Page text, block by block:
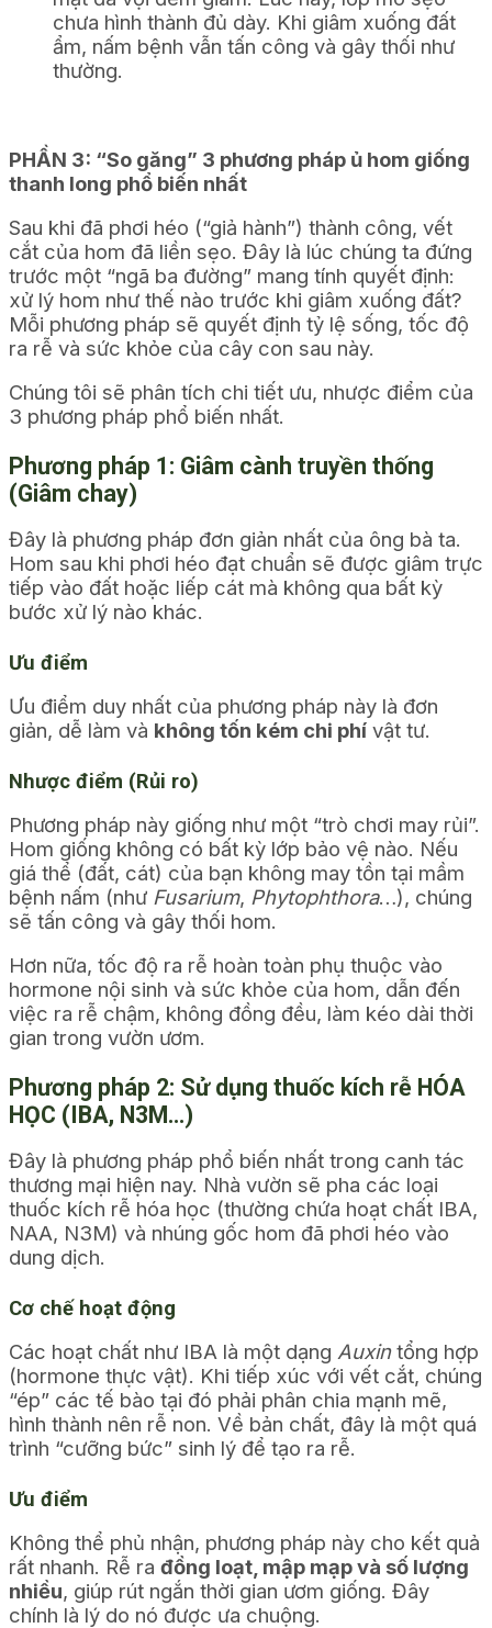
chưa hình thành đủ dày. Khi giâm xuống đất
ẩm, nấm bệnh vẫn tấn công và gây thối như
thường.
PHẦN 3: “So găng” 3 phương pháp ủ hom giống
thanh long phổ biến nhất
Sau khi đã phơi héo (“giả hành”) thành công, vết
cắt của hom đã liền sẹo. Đây là lúc chúng ta đứng
trước một “ngã ba đường” mang tính quyết định:
xử lý hom như thế nào trước khi giâm xuống đất?
Mỗi phương pháp sẽ quyết định tỷ lệ sống, tốc độ
ra rễ và sức khỏe của cây con sau này.
Chúng tôi sẽ phân tích chi tiết ưu, nhược điểm của
3 phương pháp phổ biến nhất.
Phương pháp 1: Giâm cành truyền thống
(Giâm chay)
Đây là phương pháp đơn giản nhất của ông bà ta.
Hom sau khi phơi héo đạt chuẩn sẽ được giâm trực
tiếp vào đất hoặc liếp cát mà không qua bất kỳ
bước xử lý nào khác.
Ưu điểm
Ưu điểm duy nhất của phương pháp này là đơn
giản, dễ làm và không tốn kém chi phí vật tư.
Nhược điểm (Rủi ro)
Phương pháp này giống như một “trò chơi may rủi”.
Hom giống không có bất kỳ lớp bảo vệ nào. Nếu
giá thể (đất, cát) của bạn không may tồn tại mầm
bệnh nấm (như Fusarium, Phytophthora…), chúng
sẽ tấn công và gây thối hom.
Hơn nữa, tốc độ ra rễ hoàn toàn phụ thuộc vào
hormone nội sinh và sức khỏe của hom, dẫn đến
việc ra rễ chậm, không đồng đều, làm kéo dài thời
gian trong vườn ươm.
Phương pháp 2: Sử dụng thuốc kích rễ HÓA
HỌC (IBA, N3M…)
Đây là phương pháp phổ biến nhất trong canh tác
thương mại hiện nay. Nhà vườn sẽ pha các loại
thuốc kích rễ hóa học (thường chứa hoạt chất IBA,
NAA, N3M) và nhúng gốc hom đã phơi héo vào
dung dịch.
Cơ chế hoạt động
Các hoạt chất như IBA là một dạng Auxintổng hợp
(hormone thực vật). Khi tiếp xúc với vết cắt, chúng
“ép” các tế bào tại đó phải phân chia mạnh mẽ,
hình thành nên rễ non. Về bản chất, đây là một quá
trình “cưỡng bức” sinh lý để tạo ra rễ.
Ưu điểm
Không thể phủ nhận, phương pháp này cho kết quả
rất nhanh. Rễ ra đồng loạt, mập mạp và số lượng
nhiều, giúp rút ngắn thời gian ươm giống. Đây
chính là lý do nó được ưa chuộng.